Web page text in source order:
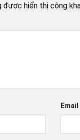
được hiển thị công